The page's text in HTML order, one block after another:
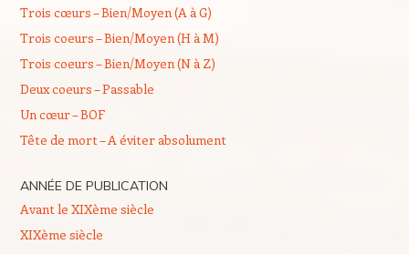
Trois cœurs – Bien/Moyen (A à G)
Trois coeurs – Bien/Moyen (H à M)
Trois coeurs – Bien/Moyen (N à Z)
Deux coeurs – Passable
Un cœur – BOF
Tête de mort – A éviter absolument
ANNÉE DE PUBLICATION
Avant le XIXème siècle
XIXème siècle